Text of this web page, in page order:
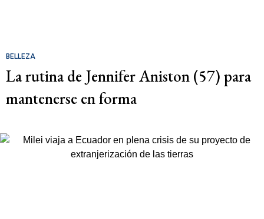
BELLEZA
La rutina de Jennifer Aniston (57) para
mantenerse en forma